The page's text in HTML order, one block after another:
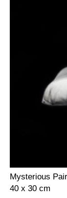
Mysterious
40 x 30 cm